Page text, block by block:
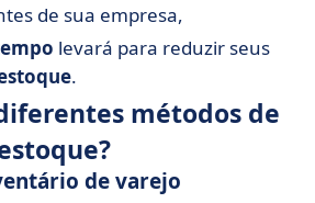
de sua empresa,
levará para reduzir seus
.
métodos de
de varejo